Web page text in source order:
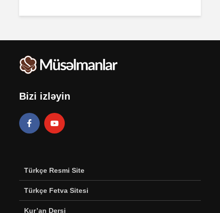
Bizi izləyin
Türkçe Resmi Site
Türkçe Fetva Sitesi
Kur’an Dersi